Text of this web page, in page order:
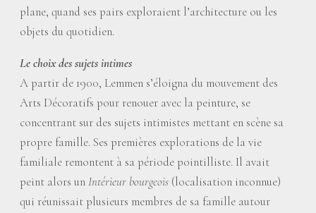
plane, quand ses pairs exploraient l’architecture ou les
objets du quotidien.
Le choix des sujets intimes
A partir de 1900, Lemmen s’éloigna du mouvement des
Arts Décoratifs pour renouer avec la peinture, se
concentrant sur des sujets intimistes mettant en scène sa
propre famille. Ses premières explorations de la vie
familiale remontent à sa période pointilliste. Il avait
peint alors unIntérieur bourgeois (localisation inconnue)
qui réunissait plusieurs membres de sa famille autour